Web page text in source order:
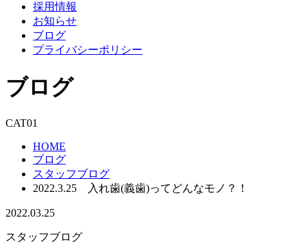
採用情報
お知らせ
ブログ
プライバシーポリシー
ブログ
CAT01
HOME
ブログ
スタッフブログ
2022.3.25 入れ歯(義歯)ってどんなモノ？！
2022.03.25
スタッフブログ